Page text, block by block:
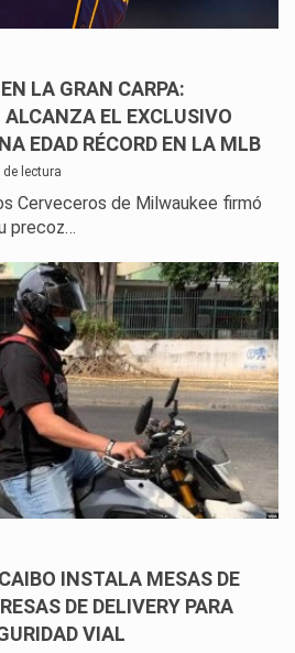
LA GRAN CARPA:
EL EXCLUSIVO
EDAD RÉCORD EN LA MLB
lectura
Cerveceros de Milwaukee firmó
precoz…
INSTALA MESAS DE
DE DELIVERY PARA
VIAL